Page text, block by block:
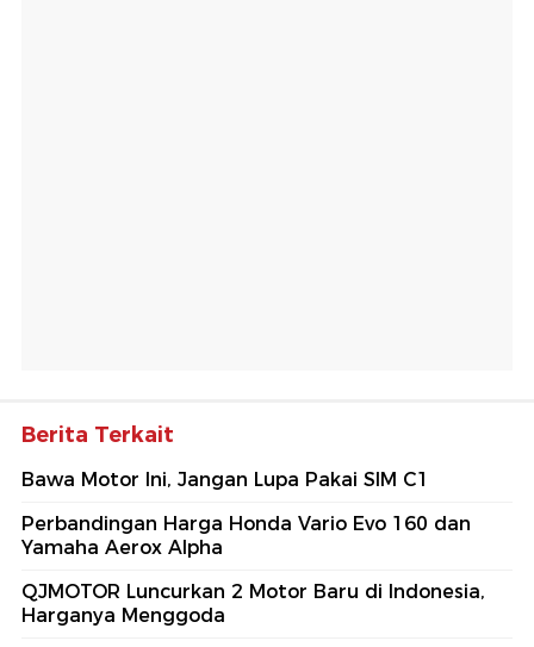
Berita Terkait
Bawa Motor Ini, Jangan Lupa Pakai SIM C1
Perbandingan Harga Honda Vario Evo 160 dan
Yamaha Aerox Alpha
QJMOTOR Luncurkan 2 Motor Baru di Indonesia,
Harganya Menggoda